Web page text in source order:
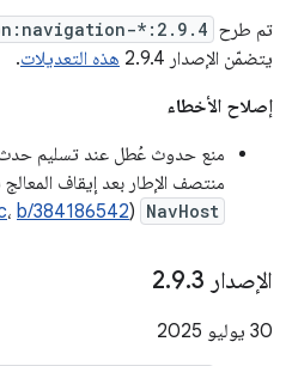
تم طرح *:2.9.4
يتضمّن الإصدار 2.9.4
هذه التعديلات.
إصلاح الأخطاء
منع حدوث عُطل عند تسليم
منتصف الإطار بعد إيقاف
NavHost
( ، b/384186542
الإصدار 2 .9.3
‫30 يوليو 2025